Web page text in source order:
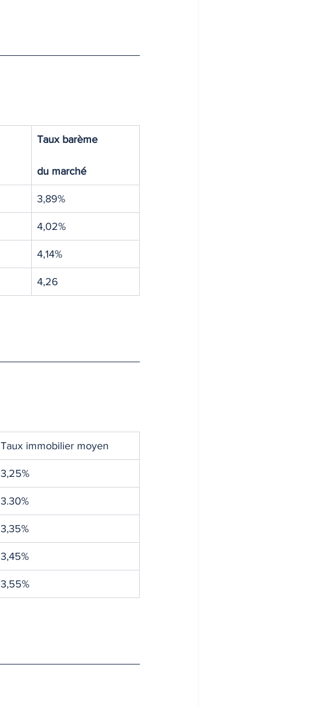
Taux barème
du marché
3,89%
4,02%
4,14%
4,26
Taux immobilier moyen
3,25%
3.30%
3,35%
3,45%
3,55%